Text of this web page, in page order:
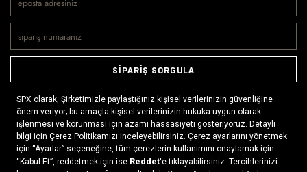
SİPARİŞ SORGULA
Doğaya ve spora tutkuyla bağlı olanların markası SPX, çeşitli
kategorilerde sunduğu spor giyim ürünleri, outdoor ayakkabılar,
ekipman ve aksesuarlar ile, her yerde ve her koşulda doğayla
buluşmayı mümkün kılıyor. Daima aktif bir yaşam tarzını